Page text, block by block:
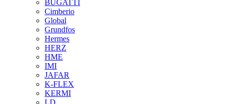
BUGATTI
Cimberio
Global
Grundfos
Hermes
HERZ
HME
IMI
JAFAR
K-FLEX
KERMI
LD